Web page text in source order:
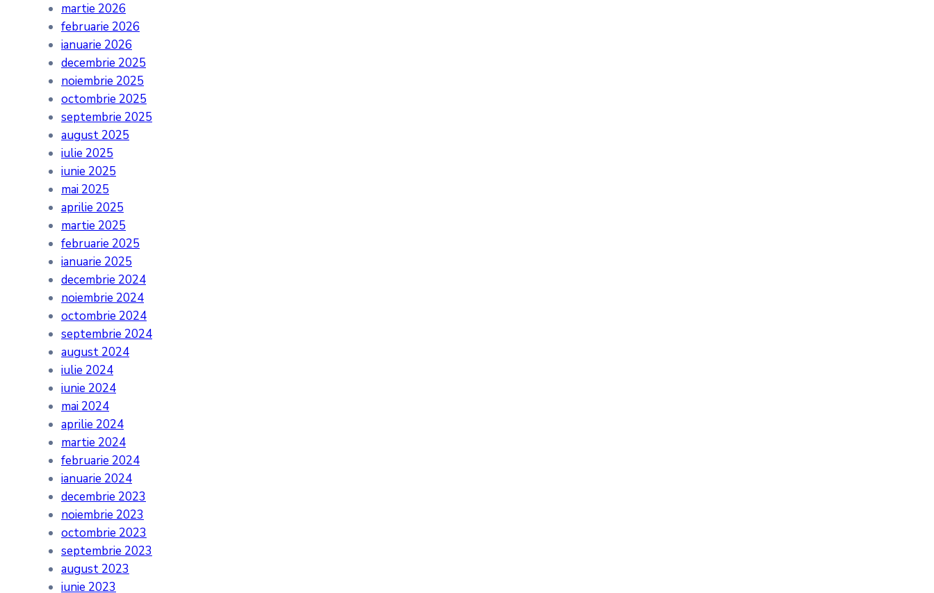
martie 2026
februarie 2026
ianuarie 2026
decembrie 2025
noiembrie 2025
octombrie 2025
septembrie 2025
august 2025
iulie 2025
iunie 2025
mai 2025
aprilie 2025
martie 2025
februarie 2025
ianuarie 2025
decembrie 2024
noiembrie 2024
octombrie 2024
septembrie 2024
august 2024
iulie 2024
iunie 2024
mai 2024
aprilie 2024
martie 2024
februarie 2024
ianuarie 2024
decembrie 2023
noiembrie 2023
octombrie 2023
septembrie 2023
august 2023
iunie 2023